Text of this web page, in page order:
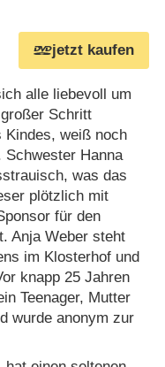
jetzt kaufen
alle liebevoll um
Schritt
Kindes, weiß noch
Hanna
was das
plötzlich mit
für den
Anja Weber steht
im Klosterhof und
knapp 25 Jahren
Teenager, Mutter
wurde anonym zur